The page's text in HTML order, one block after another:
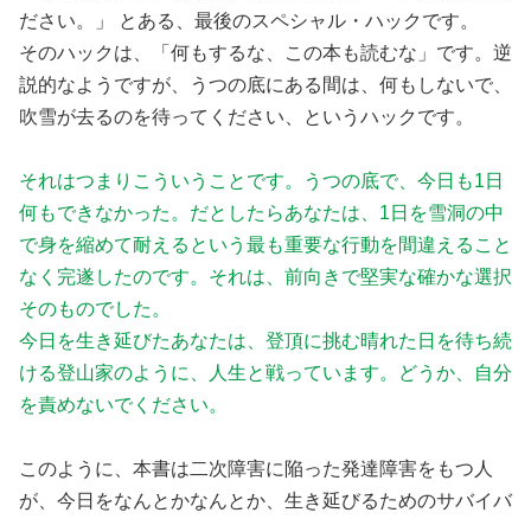
ださい。」 とある、最後のスペシャル・ハックです。
そのハックは、「何もするな、この本も読むな」です。逆
説的なようですが、うつの底にある間は、何もしないで、
吹雪が去るのを待ってください、というハックです。
それはつまりこういうことです。うつの底で、今日も1日
何もできなかった。だとしたらあなたは、1日を雪洞の中
で身を縮めて耐えるという最も重要な行動を間違えること
なく完遂したのです。それは、前向きで堅実な確かな選択
そのものでした。
今日を生き延びたあなたは、登頂に挑む晴れた日を待ち続
ける登山家のように、人生と戦っています。どうか、自分
を責めないでください。
このように、本書は二次障害に陥った発達障害をもつ人
が、今日をなんとかなんとか、生き延びるためのサバイバ